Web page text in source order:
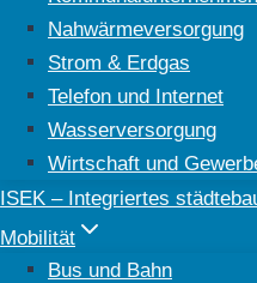
Nahwärmeversorgung
Strom & Erdgas
Telefon und Internet
Wasserversorgung
Wirtschaft und
ISEK – Integriertes
Mobilität
Bus und Bahn